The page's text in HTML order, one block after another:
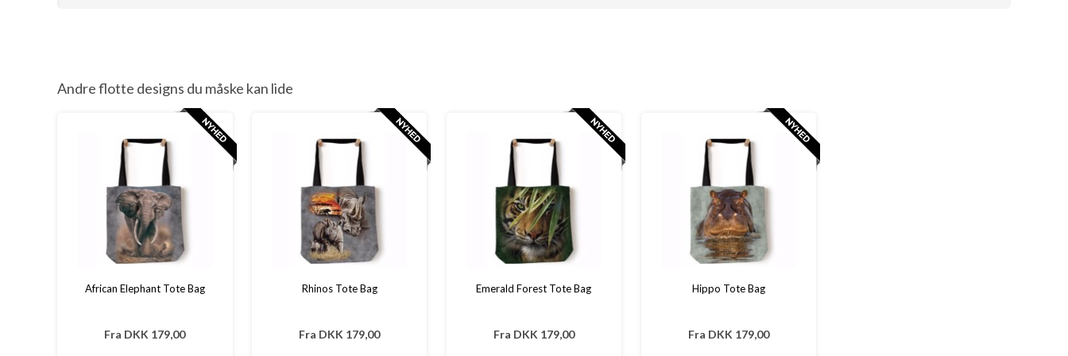
Andre flotte designs du måske kan lide
African Elephant Tote Bag
Fra DKK 179,00
Rhinos Tote Bag
Fra DKK 179,00
Emerald Forest Tote Bag
Fra DKK 179,00
Hippo Tote Bag
Fra DKK 179,00